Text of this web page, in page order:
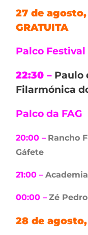
27 de
GRATUITA
Palco Festival
22:30 – Paulo
Filarmónica
Palco da FAG
20:00 – Rancho
Gáfete
21:00 –
00:00 – Zé
28 de